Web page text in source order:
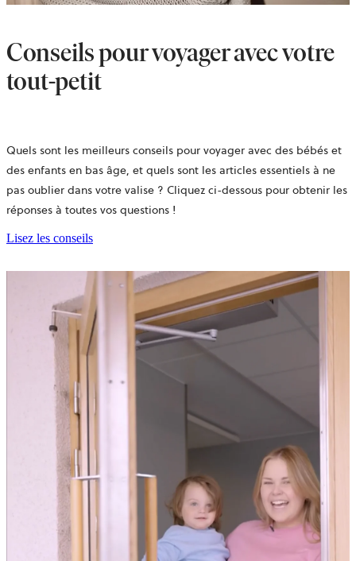
Conseils pour voyager avec votre
tout-petit
Quels sont les meilleurs conseils pour voyager avec des bébés et
des enfants en bas âge, et quels sont les articles essentiels à ne
pas oublier dans votre valise ? Cliquez ci-dessous pour obtenir les
réponses à toutes vos questions !
Lisez les conseils